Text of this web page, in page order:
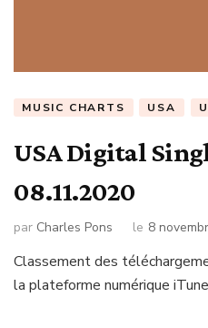
MUSIC CHARTS USA
USA Digital
08.11.2020
par Charles Pons le 8
Classement des
la plateforme numérique